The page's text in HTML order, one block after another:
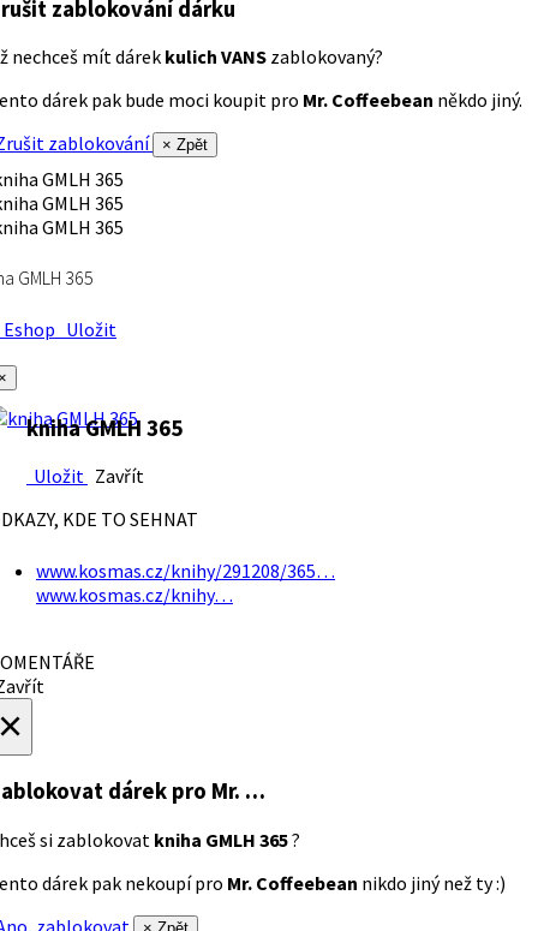
zablokování dárku
nechceš mít dárek kulich VANS zablokovaný?
dárek pak bude moci koupit pro Mr. Coffeebean někdo jiný.
zablokování
× Zpět
GMLH 365
Uložit
kniha GMLH 365
Uložit Zavřít
KDE TO SEHNAT
www.kosmas.cz/knihy/291208/365…
www.kosmas.cz/knihy…
dárek pro Mr. …
si zablokovat kniha GMLH 365?
dárek pak nekoupí pro Mr. Coffeebean nikdo jiný než ty :)